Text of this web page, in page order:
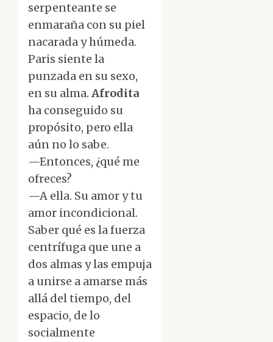
serpenteante se
enmaraña con su piel
nacarada y húmeda.
Paris siente la
punzada en su sexo,
en su alma. Afrodita
ha conseguido su
propósito, pero ella
aún no lo sabe.
—Entonces, ¿qué me
ofreces?
—A ella. Su amor y tu
amor incondicional.
Saber qué es la fuerza
centrífuga que une a
dos almas y las empuja
a unirse a amarse más
allá del tiempo, del
espacio, de lo
socialmente